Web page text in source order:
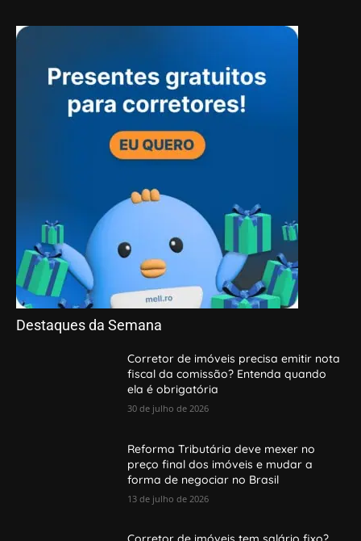
Destaques da Semana
Corretor de imóveis precisa emitir nota
fiscal da comissão? Entenda quando
ela é obrigatória
30 de julho de 2026
Reforma Tributária deve mexer no
preço final dos imóveis e mudar a
forma de negociar no Brasil
13 de julho de 2026